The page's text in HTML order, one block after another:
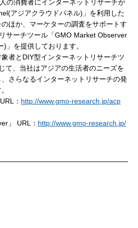
の消費者にインターネットリサーチが
アジアクラウドパネル)」を利用した
ほか、マーケターの調査をサポートす
サーチツール「GMO Market Observer
」を提供しております。
者とDIY型インターネットリサーチツ
て、当社はアジアの生活者のニーズを
さらなるインターネットリサーチの発
： http://www.gmo-research.jp/acp
」 URL： http://www.gmo-research.jp/